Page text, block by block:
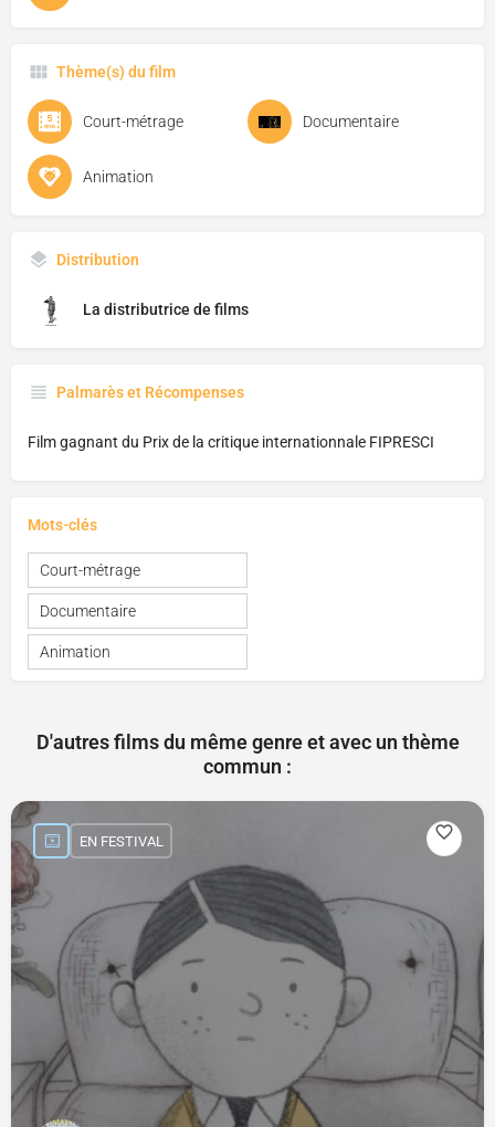
Thème(s) du film
Court-métrage Documentaire
Animation
Distribution
La distributrice de films
Palmarès et Récompenses
Film gagnant du Prix de la critique internationnale FIPRESCI
Mots-clés
Court-métrage
Documentaire
Animation
D'autres films du même genre et avec un thème
commun :
EN FESTIVAL